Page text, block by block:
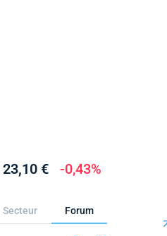
23,10 € -0,43%
Secteur Forum